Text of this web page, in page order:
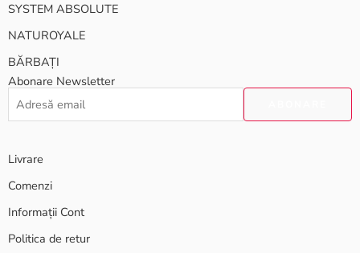
SYSTEM ABSOLUTE
NATUROYALE
BĂRBAȚI
Abonare Newsletter
Livrare
Comenzi
Informații Cont
Politica de retur